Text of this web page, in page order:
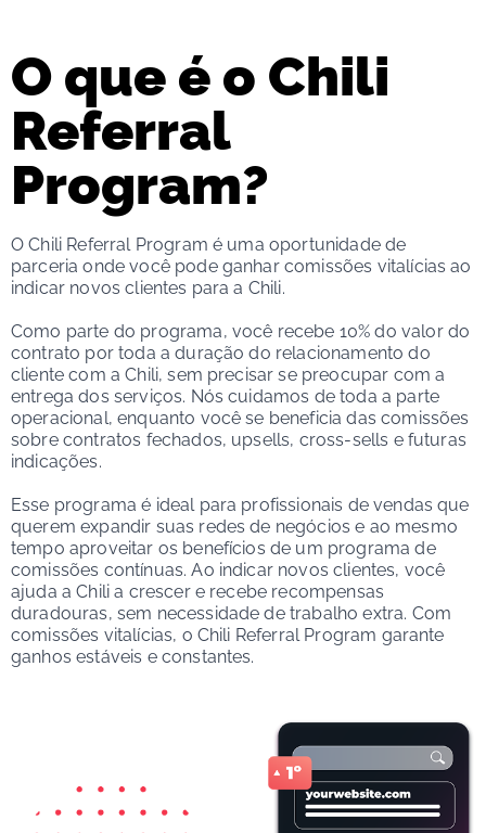
O que é o Chili
Referral
Program?
O Chili Referral Program é uma oportunidade de
parceria onde você pode ganhar comissões vitalícias ao
indicar novos clientes para a Chili.
Como parte do programa, você recebe 10% do valor do
contrato por toda a duração do relacionamento do
cliente com a Chili, sem precisar se preocupar com a
entrega dos serviços. Nós cuidamos de toda a parte
operacional, enquanto você se beneficia das comissões
sobre contratos fechados, upsells, cross-sells e futuras
indicações.
Esse programa é ideal para profissionais de vendas que
querem expandir suas redes de negócios e ao mesmo
tempo aproveitar os benefícios de um programa de
comissões contínuas. Ao indicar novos clientes, você
ajuda a Chili a crescer e recebe recompensas
duradouras, sem necessidade de trabalho extra. Com
comissões vitalícias, o Chili Referral Program garante
ganhos estáveis e constantes.